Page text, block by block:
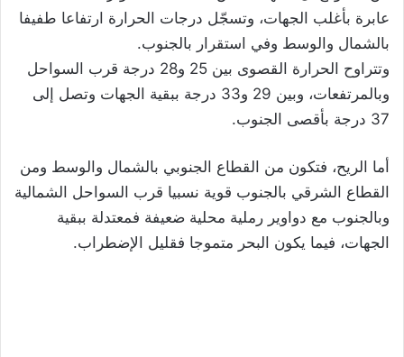
عابرة بأغلب الجهات، وتسجّل درجات الحرارة ارتفاعا طفيفا
بالشمال والوسط وفي استقرار بالجنوب.
وتتراوح الحرارة القصوى بين 25 و28 درجة قرب السواحل
وبالمرتفعات، وبين 29 و33 درجة ببقية الجهات وتصل إلى
37 درجة بأقصى الجنوب.
أما الريح، فتكون من القطاع الجنوبي بالشمال والوسط ومن
القطاع الشرقي بالجنوب قوية نسبيا قرب السواحل الشمالية
وبالجنوب مع دواوير رملية محلية ضعيفة فمعتدلة ببقية
الجهات، فيما يكون البحر متموجا فقليل الإضطراب.